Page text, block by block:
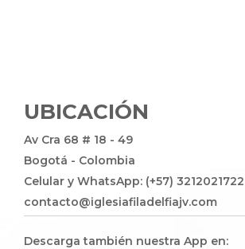
UBICACIÓN
Av Cra 68 # 18 - 49
Bogotá - Colombia
Celular y WhatsApp: (+57) 3212021722
contacto@iglesiafiladelfiajv.com
Descarga también nuestra App en: